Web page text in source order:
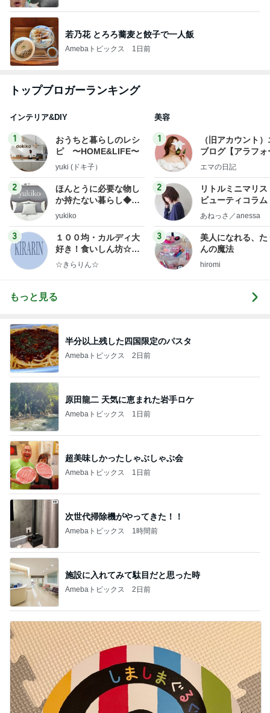
若乃花 とろろ蕎麦と餃子で一人飯
Amebaトピックス 1日前
トップブロガーランキング
インテリア&DIY
1
おうちと暮らしのレシ
ピ 〜HOME&LIFE〜
yuki (ドキ子）
2
ほんとうに必要な物し
か持たない暮らし◆Ke
ep Life Simple◆〜イ
yukiko
3
１００均・カルディ大
好き！食いしん坊☆き
らりん☆のブログ
☆きらりん☆
美容
1
（旧アカウント
ブログ【アラフォ
社売却セカンドラ
エマの日記
2
リトルミニマリス
ビューティコラ
little
あねっさ／anessa
3
美人になれる、た
んの魔法
hiromi
もっと見る
半分以上残した四国限定のパスタ
Amebaトピックス 2日前
原田龍二 天気に恵まれた岩手ロケ
Amebaトピックス 1日前
超美味しかったしゃぶしゃぶ会
Amebaトピックス 1日前
次世代掃除機がやってきた！！
Amebaトピックス 1時間前
施設に入れてみて駄目だと思った時
Amebaトピックス 2日前